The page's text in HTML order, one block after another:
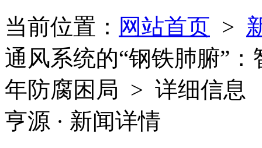
当前位置： 网站首页 >
通风系统的“钢铁肺腑”
年防腐困局 > 详细信息
亨源 · 新闻详情